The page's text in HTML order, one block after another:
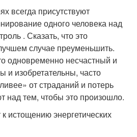
всегда присутствуют
одного человека над
. Сказать, что это
случае преуменьшить.
одновременно несчастный и
и изобретательны, часто
от страданий и потерь
над тем, чтобы это произошло.
истощению энергетических